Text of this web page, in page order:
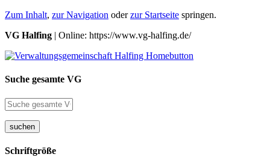
Zum Inhalt, zur Navigation oderzur Startseite springen.
VG Halfing | Online: https://www.vg-halfing.de/
Suche gesamte VG
suchen
Schriftgröße